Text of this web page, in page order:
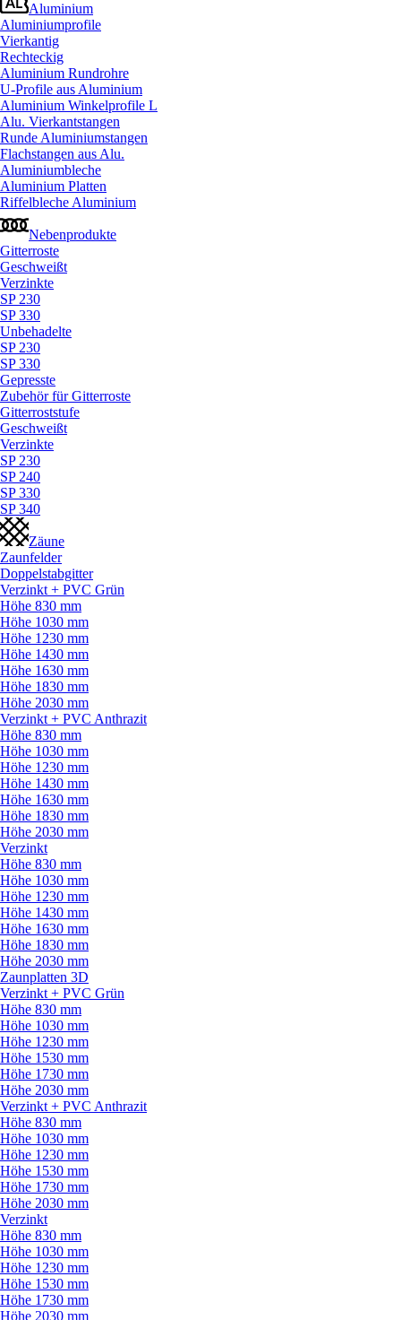
Aluminium
Aluminiumprofile
Vierkantig
Rechteckig
Aluminium Rundrohre
U-Profile aus Aluminium
Aluminium Winkelprofile L
Alu. Vierkantstangen
Runde Aluminiumstangen
Flachstangen aus Alu.
Aluminiumbleche
Aluminium Platten
Riffelbleche Aluminium
Nebenprodukte
Gitterroste
Geschweißt
Verzinkte
SP 230
SP 330
Unbehadelte
SP 230
SP 330
Gepresste
Zubehör für Gitterroste
Gitterroststufe
Geschweißt
Verzinkte
SP 230
SP 240
SP 330
SP 340
Zäune
Zaunfelder
Doppelstabgitter
Verzinkt + PVC Grün
Höhe 830 mm
Höhe 1030 mm
Höhe 1230 mm
Höhe 1430 mm
Höhe 1630 mm
Höhe 1830 mm
Höhe 2030 mm
Verzinkt + PVC Anthrazit
Höhe 830 mm
Höhe 1030 mm
Höhe 1230 mm
Höhe 1430 mm
Höhe 1630 mm
Höhe 1830 mm
Höhe 2030 mm
Verzinkt
Höhe 830 mm
Höhe 1030 mm
Höhe 1230 mm
Höhe 1430 mm
Höhe 1630 mm
Höhe 1830 mm
Höhe 2030 mm
Zaunplatten 3D
Verzinkt + PVC Grün
Höhe 830 mm
Höhe 1030 mm
Höhe 1230 mm
Höhe 1530 mm
Höhe 1730 mm
Höhe 2030 mm
Verzinkt + PVC Anthrazit
Höhe 830 mm
Höhe 1030 mm
Höhe 1230 mm
Höhe 1530 mm
Höhe 1730 mm
Höhe 2030 mm
Verzinkt
Höhe 830 mm
Höhe 1030 mm
Höhe 1230 mm
Höhe 1530 mm
Höhe 1730 mm
Höhe 2030 mm